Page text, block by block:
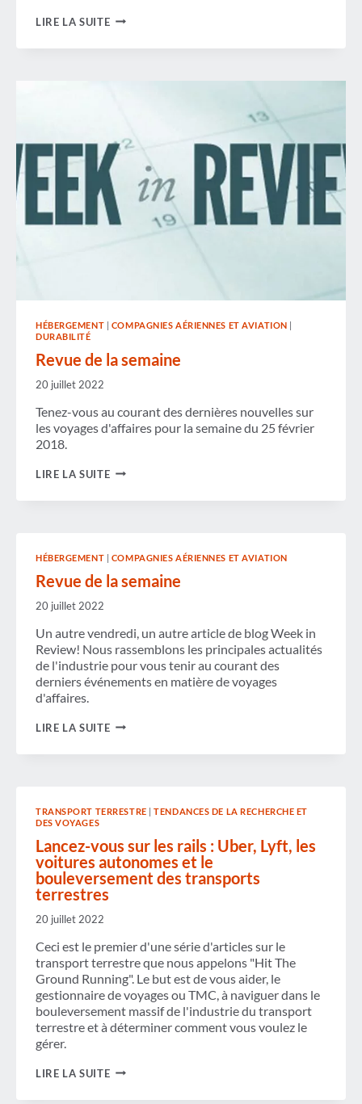
LIRE LA SUITEREVUE
HÉBERGEMENT | COMPAGNIES AÉRIENNES ET AVIATION |
DURABILITÉ
Revue de la semaine
20 juillet 2022
Tenez-vous au courant des dernières nouvelles sur
les voyages d'affaires pour la semaine du 25 février
2018.
LIRE LA SUITEREVUE
HÉBERGEMENT | COMPAGNIES AÉRIENNES ET AVIATION
Revue de la semaine
20 juillet 2022
Un autre vendredi, un autre article de blog Week in
Review! Nous rassemblons les principales actualités
de l'industrie pour vous tenir au courant des
derniers événements en matière de voyages
d'affaires.
LIRE LA SUITEREVUE
TRANSPORT TERRESTRE |TENDANCES DE LA RECHERCHE ET
DES VOYAGES
Lancez-vous sur les rails : Uber, Lyft, les
voitures autonomes et le
bouleversement des transports
terrestres
20 juillet 2022
Ceci est le premier d'une série d'articles sur le
transport terrestre que nous appelons "Hit The
Ground Running". Le but est de vous aider, le
gestionnaire de voyages ou TMC, à naviguer dans le
bouleversement massif de l'industrie du transport
terrestre et à déterminer comment vous voulez le
gérer.
LIRE LA SUITELANCEZ-